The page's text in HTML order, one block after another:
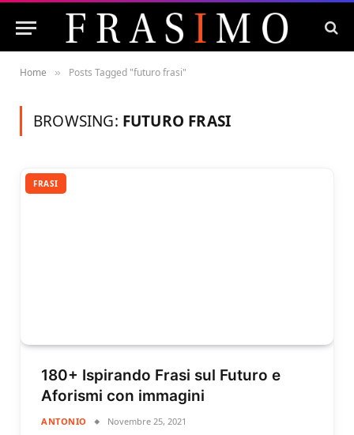
Home » Posts Tagged "futuro frasi"
BROWSING: FUTURO FRASI
FRASI
180+ Ispirando Frasi sul Futuro e
Aforismi con immagini
ANTONIO Novembre 25, 2021